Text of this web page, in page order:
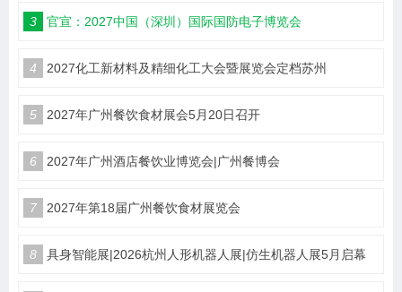
3 官宣：2027中国（深圳）国际国防电子博览会
4 2027化工新材料及精细化工大会暨展览会定档苏州
5 2027年广州餐饮食材展会5月20日召开
6 2027年广州酒店餐饮业博览会|广州餐博会
7 2027年第18届广州餐饮食材展览会
8 具身智能展|2026杭州人形机器人展|仿生机器人展5月启幕